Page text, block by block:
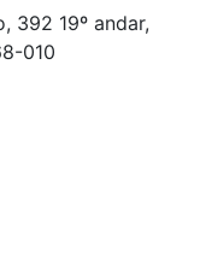
392 19º andar,
010